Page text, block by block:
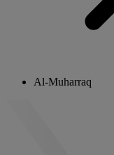
Al-Muharraq